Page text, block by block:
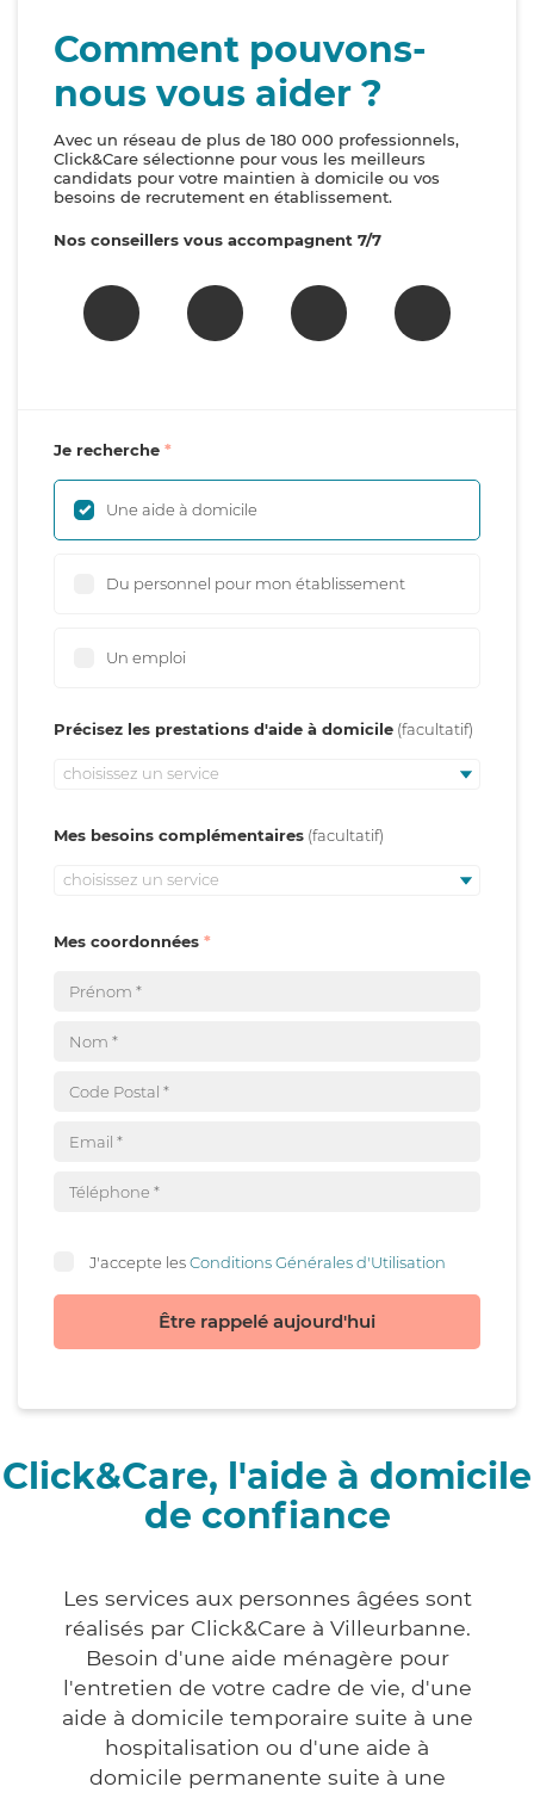
Comment pouvons-
nous vous aider ?
Avec un réseau de plus de 180 000 professionnels,
Click&Care sélectionne pour vous les meilleurs
candidats pour votre maintien à domicile ou vos
besoins de recrutement en établissement.
Nos conseillers vous accompagnent 7/7
Je recherche
Une aide à domicile
Du personnel pour mon établissement
Un emploi
Précisez les prestations d'aide à domicile
choisissez un service
Mes besoins complémentaires
choisissez un service
Mes coordonnées
J'accepte lesConditions Générales d'Utilisation
Être rappelé aujourd'hui
Click&Care, l'aide à domicile
de confiance
Les services aux personnes âgées sont
réalisés par Click&Care à Villeurbanne.
Besoin d'une aide ménagère pour
l'entretien de votre cadre de vie, d'une
aide à domicile temporaire suite à une
hospitalisation ou d'une aide à
domicile permanente suite à une